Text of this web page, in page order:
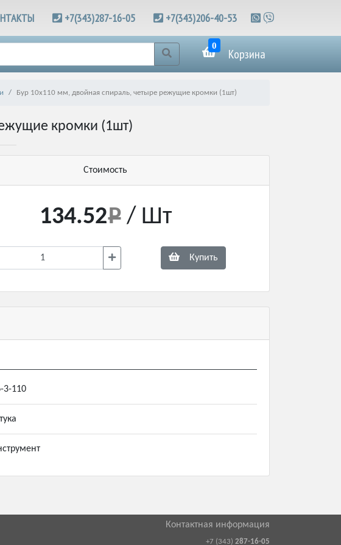
+7(343)287-16-05 +7(343)206-40-53
0
Корзина
Бур 10х110 мм, двойная спираль, четыре режущие кромки (1шт)
кромки (1шт)
Стоимость
134.52 / Шт
Купить
3-110
Контактная информация
+7 (343) 287-16-05